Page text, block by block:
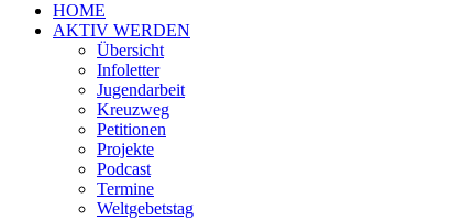
HOME
AKTIV WERDEN
Übersicht
Infoletter
Jugendarbeit
Kreuzweg
Petitionen
Projekte
Podcast
Termine
Weltgebetstag